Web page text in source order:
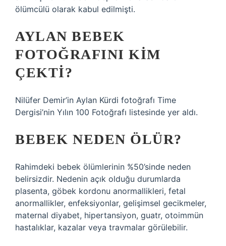
ölümcülü olarak kabul edilmişti.
AYLAN BEBEK
FOTOĞRAFINI KIM
ÇEKTI?
Nilüfer Demir’in Aylan Kürdi fotoğrafı Time
Dergisi’nin Yılın 100 Fotoğrafı listesinde yer aldı.
BEBEK NEDEN ÖLÜR?
Rahimdeki bebek ölümlerinin %50’sinde neden
belirsizdir. Nedenin açık olduğu durumlarda
plasenta, göbek kordonu anormallikleri, fetal
anormallikler, enfeksiyonlar, gelişimsel gecikmeler,
maternal diyabet, hipertansiyon, guatr, otoimmün
hastalıklar, kazalar veya travmalar görülebilir.